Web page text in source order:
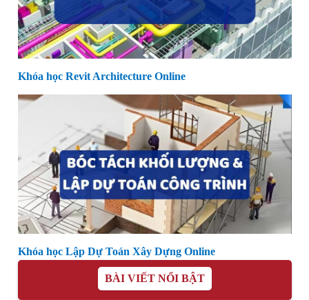
Khóa học Revit Architecture Online
Khóa học Lập Dự Toán Xây Dựng Online
BÀI VIẾT NỔI BẬT